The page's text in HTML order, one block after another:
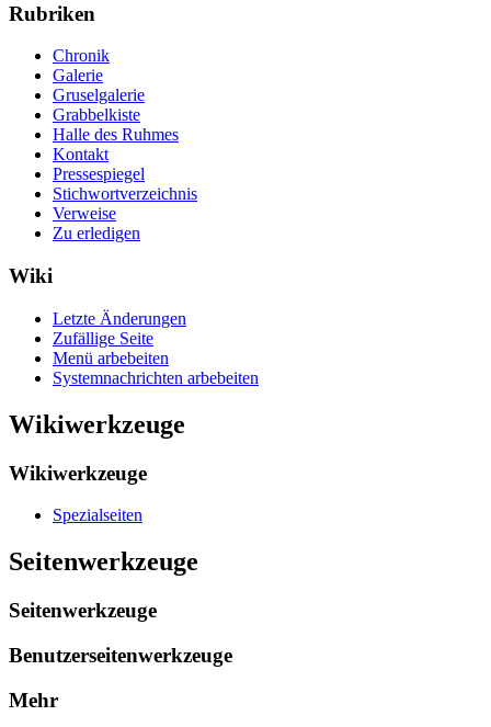
Rubriken
Chronik
Galerie
Gruselgalerie
Grabbelkiste
Halle des Ruhmes
Kontakt
Pressespiegel
Stichwortverzeichnis
Verweise
Zu erledigen
Wiki
Letzte Änderungen
Zufällige Seite
Menü arbebeiten
Systemnachrichten arbebeiten
Wikiwerkzeuge
Wikiwerkzeuge
Spezialseiten
Seitenwerkzeuge
Seitenwerkzeuge
Benutzerseitenwerkzeuge
Mehr